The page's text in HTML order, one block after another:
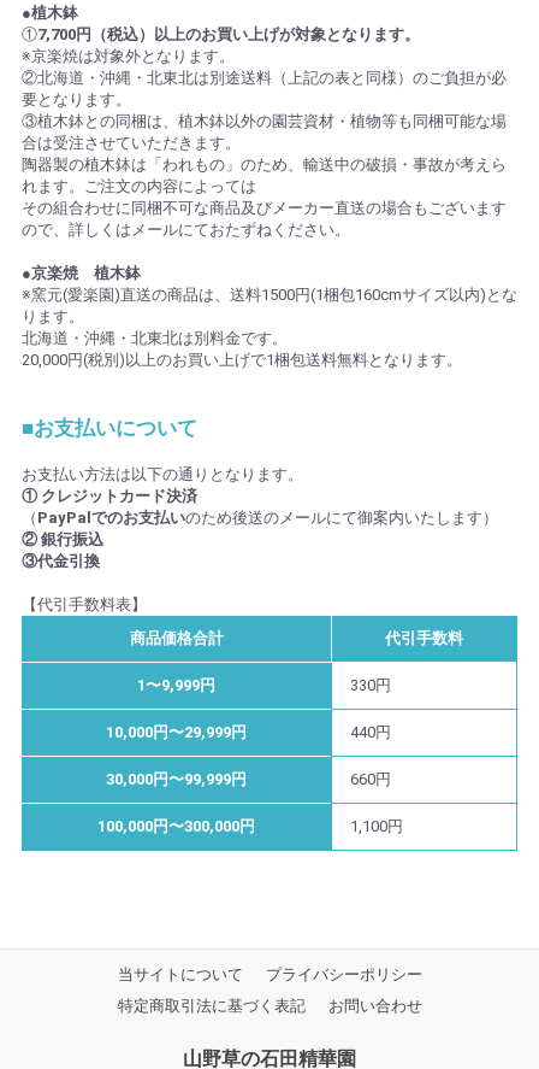
●植木鉢
①7,700円（税込）以上のお買い上げが対象となります。
※京楽焼は対象外となります。
②北海道・沖縄・北東北は別途送料（上記の表と同様）のご負担が必
要となります。
③植木鉢との同梱は、植木鉢以外の園芸資材・植物等も同梱可能な場
合は受注させていただきます。
陶器製の植木鉢は「われもの」のため、輸送中の破損・事故が考えら
れます。ご注文の内容によっては
その組合わせに同梱不可な商品及びメーカー直送の場合もございます
ので、詳しくはメールにておたずねください。
●京楽焼 植木鉢
※窯元(愛楽園)直送の商品は、送料1500円(1梱包160cmサイズ以内)とな
ります。
北海道・沖縄・北東北は別料金です。
20,000円(税別)以上のお買い上げで1梱包送料無料となります。
■お支払いについて
お支払い方法は以下の通りとなります。
① クレジットカード決済
（ PayPalでのお支払いのため後送のメールにて御案内いたします）
② 銀行振込
③代金引換
【代引手数料表】
商品価格合計
代引手数料
1〜9,999円 330円
10,000円〜29,999円 440円
30,000円〜99,999円 660円
100,000円〜300,000円 1,100円
当サイトについて
プライバシーポリシー
特定商取引法に基づく表記
お問い合わせ
山野草の石田精華園